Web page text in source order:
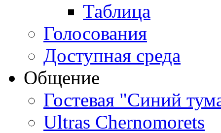
Таблица
Голосования
Доступная среда
Общение
Гостевая "Синий
Ultras Chernomorets